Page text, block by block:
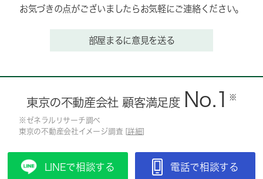
お気づきの点がございましたらお気軽にご連絡ください。
部屋まるに意見を送る
東京の不動産会社 顧客満足度 No.1 ※
※ゼネラルリサーチ調べ
東京の不動産会社イメージ調査 [ 詳細
LINEで相談する 電話で相談する